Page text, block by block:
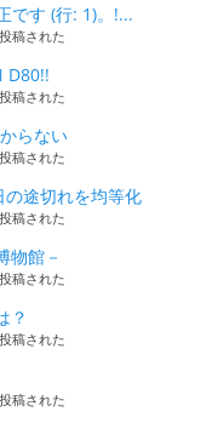
です (行: 1)。!...
稿された
D80!!
稿された
らない
稿された
途切れを均等化
稿された
物館－
稿された
？
稿された
稿された